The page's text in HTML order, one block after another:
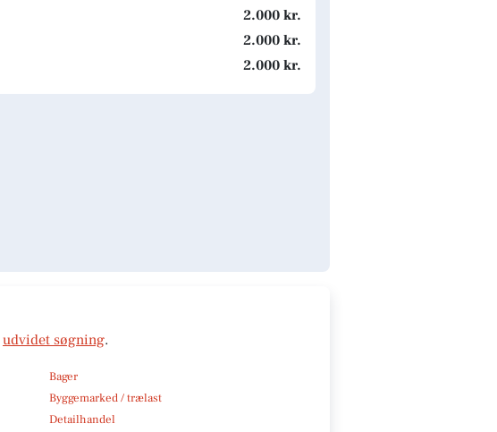
2.000 kr.
2.000 kr.
2.000 kr.
udvidet søgning.
Bager
Byggemarked / trælast
Detailhandel